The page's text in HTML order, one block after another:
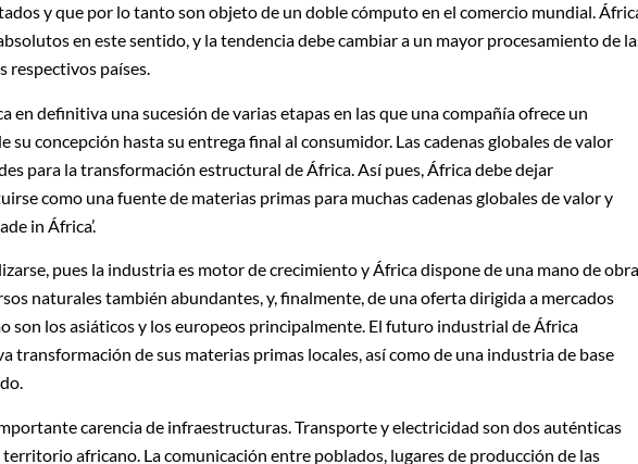
y que por lo tanto son objeto de un doble cómputo en el comercio mundial.
en este sentido, y la tendencia debe cambiar a un mayor procesamiento de
respectivos países.
en definitiva una sucesión de varias etapas en las que una compañía ofrece un
su concepción hasta su entrega final al consumidor. Las cadenas globales de valor
para la transformación estructural de África. Así pues, África debe dejar
como una fuente de materias primas para muchas cadenas globales de valor y
in África’.
pues la industria es motor de crecimiento y África dispone de una mano de obra
naturales también abundantes, y, finalmente, de una oferta dirigida a mercados
son los asiáticos y los europeos principalmente. El futuro industrial de África
transformación de sus materias primas locales, así como de una industria de base
carencia de infraestructuras. Transporte y electricidad son dos auténticas
africano. La comunicación entre poblados, lugares de producción de las